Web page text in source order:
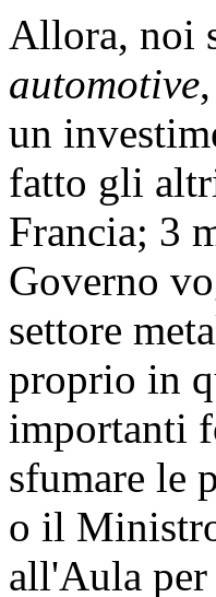
Allora, noi
automotive
un
fatto gli
Francia; 3
Governo
settore
proprio in
importanti
sfumare le
o il
all'Aula per